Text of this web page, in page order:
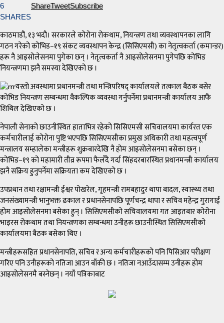
6
SHARES
ShareTweetSubscribe
काठमाडौं, १३ भदौ। सरकारले कोरोना रोकथाम, नियन्त्रण तथा व्यवस्थापनका लागि
गठन गरेको कोभिड–१९ संकट व्यवस्थापन केन्द्र (सिसिएमसी) का नेतृत्वकर्ता (कमान्डर)
हरू नै आइसोलेसनमा पुगेका छन् । नेतृत्वकर्ता नै आइसोलेसनमा पुगेपछि कोभिड
नियन्त्रणमा झनै समस्या देखिएको छ ।
यस्तो अवस्थामा प्रधानमन्त्री तथा मन्त्रिपरिषद् कार्यालयले तत्काल बैठक बसेर
कोभिड नियन्त्रण सम्बन्धमा वैकल्पिक व्यवस्था गर्नुपर्नेमा प्रधानमन्त्री कार्यालय आफैं
शिथिल देखिएको छ ।
नेपाली सेनाको छाउनीस्थित हाताभित्र रहेको सिसिएमसी सचिवालयमा कार्यरत एक
कर्मचारीलाई कोरोना पुष्टि भएपछि सिसिएमसीका प्रमुख अधिकारी तथा महत्वपूर्ण
मन्त्रालय सम्हालेका मन्त्रीहरू शुक्रबारदेखि नै होम आइसोलेसनमा बसेका छन् ।
कोभिड–१९ को महामारी तीव्र रूपमा फैलँदै गर्दा सिंहदरबारस्थित प्रधानमन्त्री कार्यालय
झनै सक्रिय हुनुपर्नेमा सक्रियता कम देखिएको छ ।
उपप्रधान तथा रक्षामन्त्री ईश्वर पोखरेल, गृहमन्त्री रामबहादुर थापा बादल, स्वास्थ्य तथा
जनसंख्यामन्त्री भानुभक्त ढकाल र प्रधानसेनापछि पूर्णचन्द्र थापा र सचिव महेन्द्र गुरागाईं
होम आइसोलेसनमा बसेका हुन् । सिसिएमसीको सचिवालयमा गत आइतबार कोरोना
भाइरस रोकथाम तथा नियन्त्रणका सम्बन्धमा उनीहरू छाउनीस्थित सिसिएमसीको
कार्यालयमा बैठक बसेका थिए ।
मन्त्रीहरूसहित प्रधानसेनापति, सचिव र अन्य कर्मचारीहरूको पनि पिसिआर परीक्षण
गरिए पनि उनीहरूको नतिजा आउन बाँकी छ । नतिजा नआउँदासम्म उनीहरू होम
आइसोलेसनमै बस्नेछन् । नयाँ पत्रिकाबाट